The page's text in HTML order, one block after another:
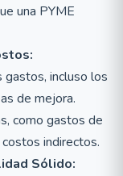
una PYME
incluso los
de mejora.
como gastos de
indirectos.
Sólido: